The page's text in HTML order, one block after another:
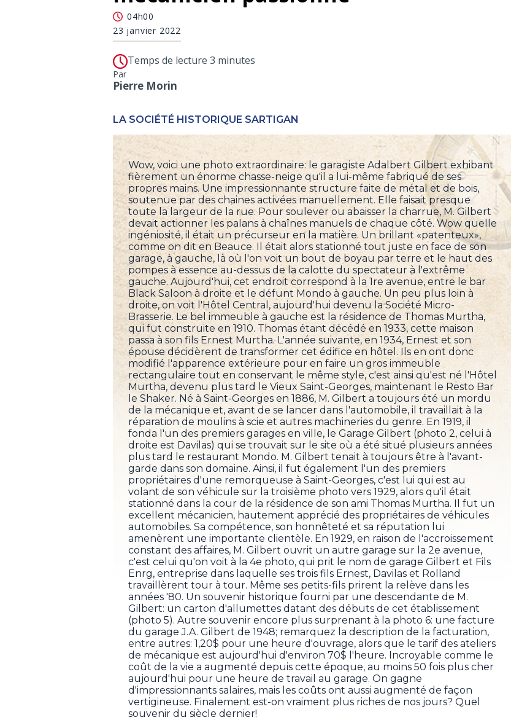
04h00
23 janvier 2022
Temps de lecture 3 minutes
Par
Pierre Morin
LA SOCIÉTÉ HISTORIQUE SARTIGAN
Wow, voici une photo extraordinaire: le garagiste Adalbert Gilbert exhibant
fièrement un énorme chasse-neige qu'il a lui-même fabriqué de ses
propres mains. Une impressionnante structure faite de métal et de bois,
soutenue par des chaines activées manuellement. Elle faisait presque
toute la largeur de la rue. Pour soulever ou abaisser la charrue, M. Gilbert
devait actionner les palans à chaînes manuels de chaque côté. Wow quelle
ingéniosité, il était un précurseur en la matière. Un brillant «patenteux»,
comme on dit en Beauce. Il était alors stationné tout juste en face de son
garage, à gauche, là où l'on voit un bout de boyau par terre et le haut des
pompes à essence au-dessus de la calotte du spectateur à l'extrême
gauche. Aujourd'hui, cet endroit correspond à la 1re avenue, entre le bar
Black Saloon à droite et le défunt Mondo à gauche. Un peu plus loin à
droite, on voit l'Hôtel Central, aujourd'hui devenu la Société Micro-
Brasserie. Le bel immeuble à gauche est la résidence de Thomas Murtha,
qui fut construite en 1910. Thomas étant décédé en 1933, cette maison
passa à son fils Ernest Murtha. L'année suivante, en 1934, Ernest et son
épouse décidèrent de transformer cet édifice en hôtel. Ils en ont donc
modifié l'apparence extérieure pour en faire un gros immeuble
rectangulaire tout en conservant le même style, c'est ainsi qu'est né l'Hôtel
Murtha, devenu plus tard le Vieux Saint-Georges, maintenant le Resto Bar
le Shaker. Né à Saint-Georges en 1886, M. Gilbert a toujours été un mordu
de la mécanique et, avant de se lancer dans l'automobile, il travaillait à la
réparation de moulins à scie et autres machineries du genre. En 1919, il
fonda l'un des premiers garages en ville, le Garage Gilbert (photo 2, celui à
droite est Davilas) qui se trouvait sur le site où a été situé plusieurs années
plus tard le restaurant Mondo. M. Gilbert tenait à toujours être à l'avant-
garde dans son domaine. Ainsi, il fut également l'un des premiers
propriétaires d'une remorqueuse à Saint-Georges, c'est lui qui est au
volant de son véhicule sur la troisième photo vers 1929, alors qu'il était
stationné dans la cour de la résidence de son ami Thomas Murtha. Il fut un
excellent mécanicien, hautement apprécié des propriétaires de véhicules
automobiles. Sa compétence, son honnêteté et sa réputation lui
amenèrent une importante clientèle. En 1929, en raison de l'accroissement
constant des affaires, M. Gilbert ouvrit un autre garage sur la 2e avenue,
c'est celui qu'on voit à la 4e photo, qui prit le nom de garage Gilbert et Fils
Enrg, entreprise dans laquelle ses trois fils Ernest, Davilas et Rolland
travaillèrent tour à tour. Même ses petits-fils prirent la relève dans les
années '80. Un souvenir historique fourni par une descendante de M.
Gilbert: un carton d'allumettes datant des débuts de cet établissement
(photo 5). Autre souvenir encore plus surprenant à la photo 6: une facture
du garage J.A. Gilbert de 1948; remarquez la description de la facturation,
entre autres: 1,20$ pour une heure d'ouvrage, alors que le tarif des ateliers
de mécanique est aujourd'hui d'environ 70$ l'heure. Incroyable comme le
coût de la vie a augmenté depuis cette époque, au moins 50 fois plus cher
aujourd'hui pour une heure de travail au garage. On gagne
d'impressionnants salaires, mais les coûts ont aussi augmenté de façon
vertigineuse. Finalement est-on vraiment plus riches de nos jours? Quel
souvenir du siècle dernier!